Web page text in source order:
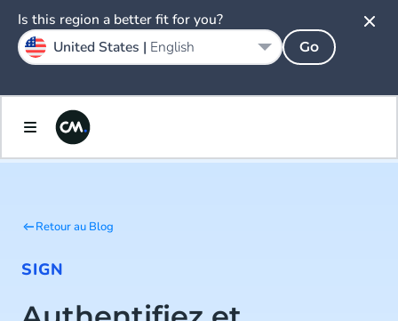
Retour au Blog
SIGN
Is this region a better fit for you?
United States | English Go